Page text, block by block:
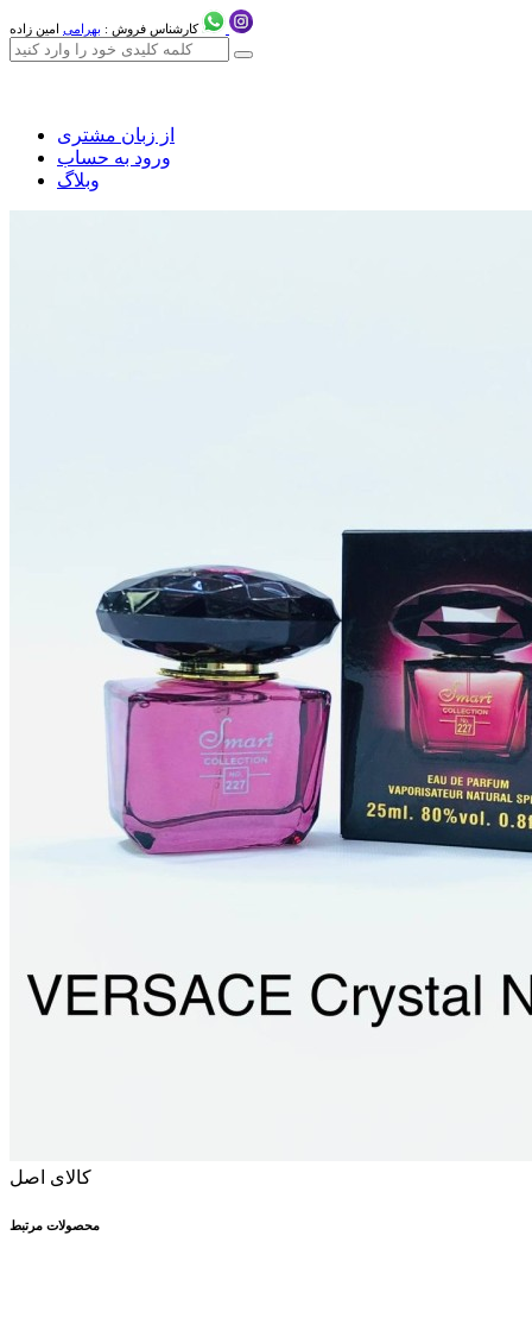
کارشناس فروش : بهرامی امین زاده
از زبان مشتری
ورود به حساب
وبلاگ
کالای اصل
محصولات مرتبط